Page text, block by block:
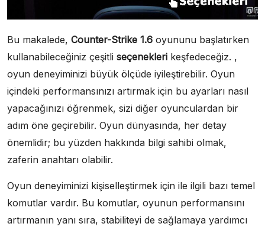
Bu makalede, Counter-Strike 1.6 oyununu başlatırken
kullanabileceğiniz çeşitli seçenekleri keşfedeceğiz. ,
oyun deneyiminizi büyük ölçüde iyileştirebilir. Oyun
içindeki performansınızı artırmak için bu ayarları nasıl
yapacağınızı öğrenmek, sizi diğer oyunculardan bir
adım öne geçirebilir. Oyun dünyasında, her detay
önemlidir; bu yüzden hakkında bilgi sahibi olmak,
zaferin anahtarı olabilir.
Oyun deneyiminizi kişiselleştirmek için ile ilgili bazı temel
komutlar vardır. Bu komutlar, oyunun performansını
artırmanın yanı sıra, stabiliteyi de sağlamaya yardımcı